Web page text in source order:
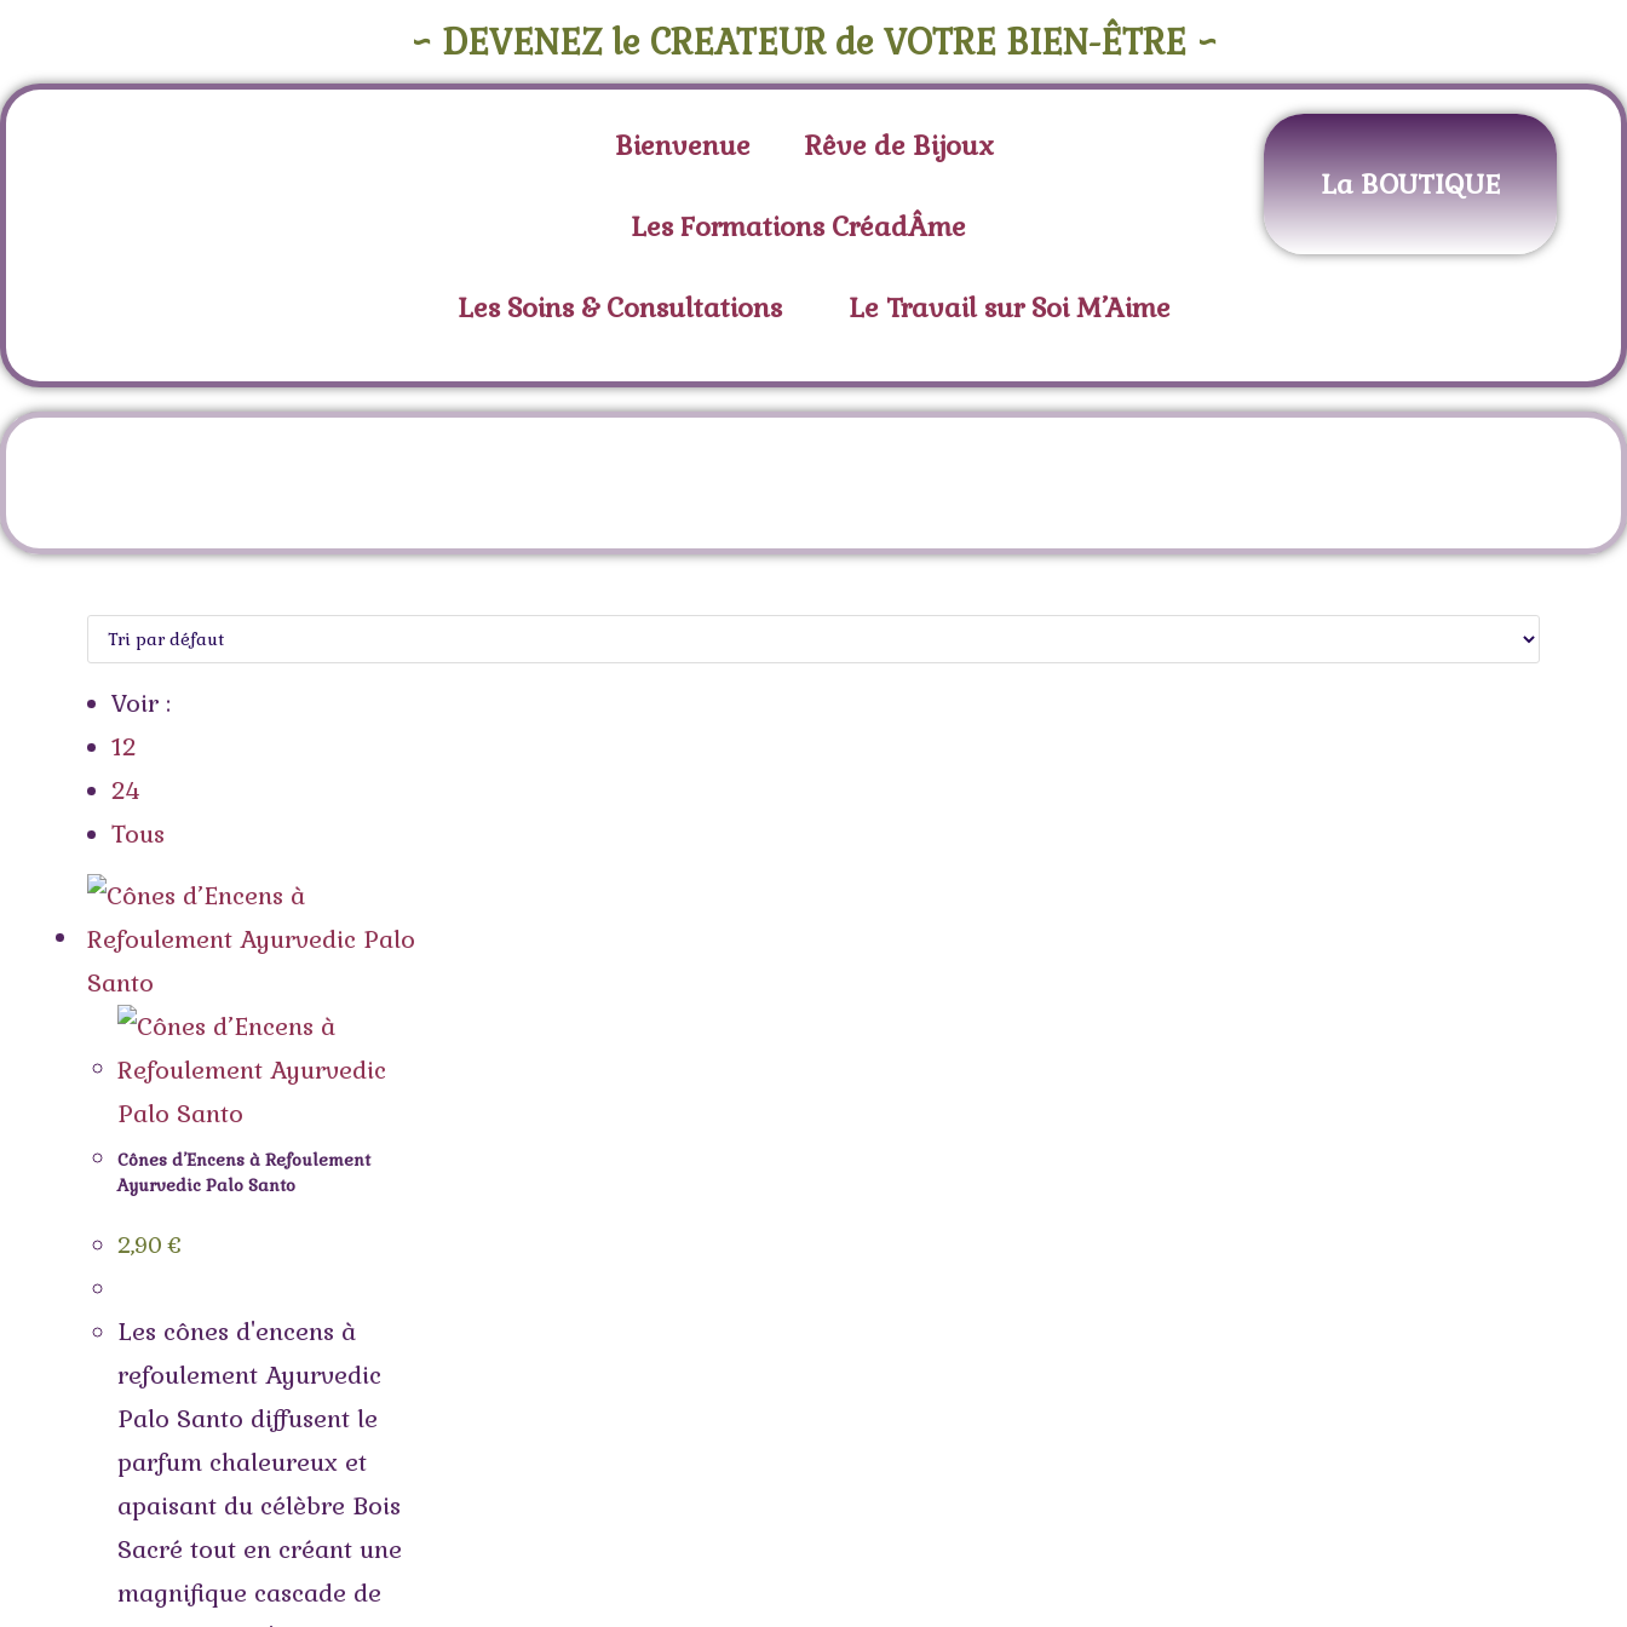
~ DEVENEZ le CREATEUR de VOTRE BIEN-ÊTRE ~
Bienvenue Rêve de Bijoux
Les Formations CréadÂme
Les Soins & Consultations Le Travail sur Soi M’Aime
La BOUTIQUE
Voir :
12
24
Tous
Cônes d’Encens à Refoulement
Ayurvedic Palo Santo
2,90€
Les cônes d'encens à
refoulement Ayurvedic
Palo Santo diffusent le
parfum chaleureux et
apaisant du célèbre Bois
Sacré tout en créant une
magnifique cascade de